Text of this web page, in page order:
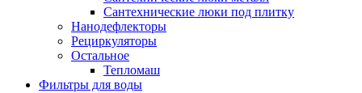
Сантехнические люки под плитку
Нанодефлекторы
Рециркуляторы
Остальное
Тепломаш
Фильтры для воды